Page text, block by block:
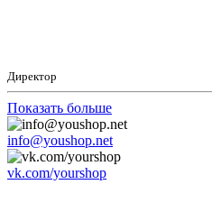
Директор
Показать больше
info@youshop.net
vk.com/yourshop